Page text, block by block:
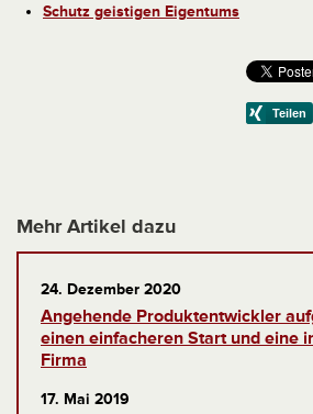
Schutz geistigen Eigentums
Mehr Artikel dazu
24. Dezember 2020
Angehende Produktentwickler
einen einfacheren Start und eine
Firma
17. Mai 2019